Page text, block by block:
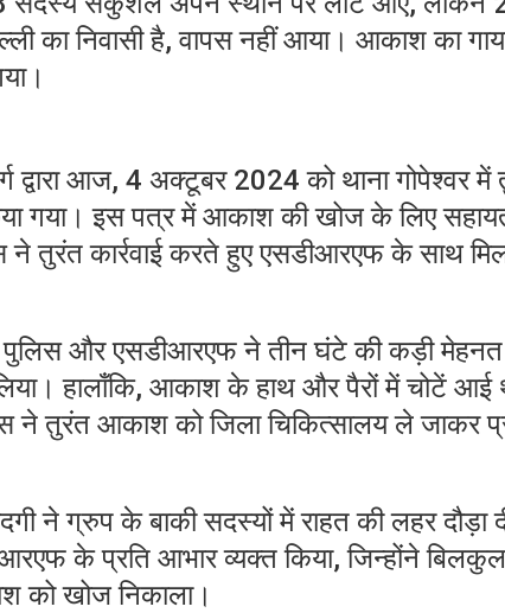
का निवासी है, वापस नहीं आया। आकाश का
आज, 4 अक्टूबर 2024 को थाना गोपेश्वर में
गया। इस पत्र में आकाश की खोज के लिए
ने तुरंत कार्रवाई करते हुए एसडीआरएफ के साथ
पुलिस और एसडीआरएफ ने तीन घंटे की कड़ी
हालाँकि, आकाश के हाथ और पैरों में चोटें आई
ने तुरंत आकाश को जिला चिकित्सालय ले जाकर
ने ग्रुप के बाकी सदस्यों में राहत की लहर दौड़ा
के प्रति आभार व्यक्त किया, जिन्होंने
को खोज निकाला।